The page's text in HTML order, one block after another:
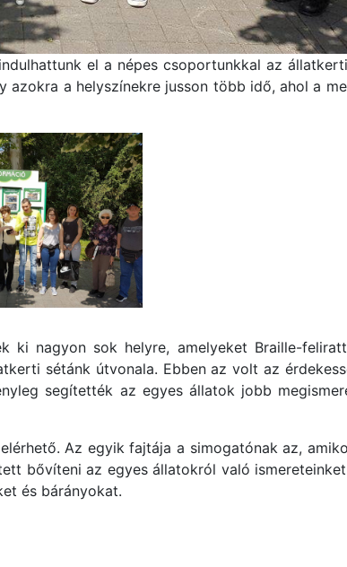
el a népes csoportunkkal az
a helyszínekre jusson több idő, ahol a
ki nagyon sok helyre, amelyeket Braille-
sétánk útvonala. Ebben az volt az
segítették az egyes állatok jobb
Az egyik fajtája a simogatónak az,
bővíteni az egyes állatokról való
és bárányokat.